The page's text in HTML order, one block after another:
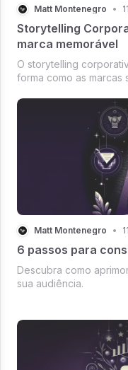
Matt Montenegro •
Storytelling
marca memorável
O storytelling
forma como as marcas
Matt Montenegro •
6 passos para
Descubra como
sua audiência.